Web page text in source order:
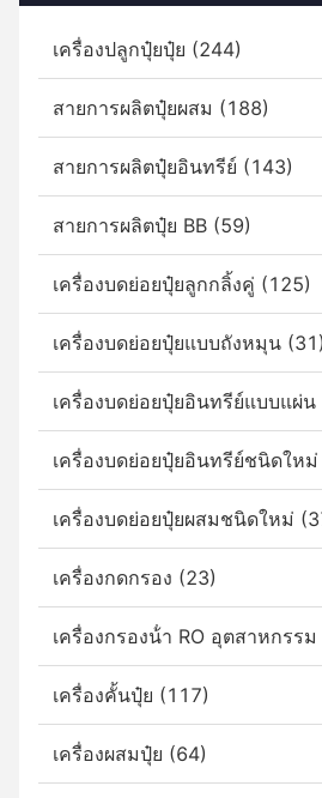
เครื่องปลูกปุ๋ยปุ๋ย (244)
สายการผลิตปุ๋ยผสม (188)
สายการผลิตปุ๋ยอินทรีย์ (143)
สายการผลิตปุ๋ย BB (59)
เครื่องบดย่อยปุ๋ยลูกกลิ้งคู่ (125)
เครื่องบดย่อยปุ๋ยแบบถังหมุน (31)
เครื่องบดย่อยปุ๋ยอินทรีย์แบบแผ่น
เครื่องบดย่อยปุ๋ยอินทรีย์ชนิดให
เครื่องบดย่อยปุ๋ยผสมชนิดใหม่
เครื่องกดกรอง (23)
เครื่องกรองน้ํา RO อุตสาหกรร
เครื่องคั้นปุ๋ย (117)
เครื่องผสมปุ๋ย (64)